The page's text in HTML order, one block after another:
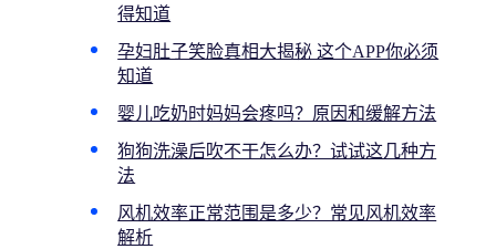
得知道
孕妇肚子笑脸真相大揭秘 这个APP你必须
知道
婴儿吃奶时妈妈会疼吗？原因和缓解方法
狗狗洗澡后吹不干怎么办？试试这几种方
法
风机效率正常范围是多少？常见风机效率
解析